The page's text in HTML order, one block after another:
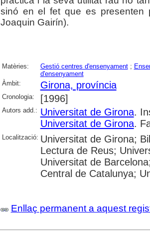
sinó en el fet que es presenten
Joaquin Gairín).
Matèries: Gestió centres d'ensenyament;
d'ensenyament
Àmbit:
Girona, província
Cronologia: [1996]
Autors add.: Universitat de Girona.
Universitat de Girona.
Localització: Universitat de Girona;
Lectura de Reus;
Universitat de
Central de Catalunya;
Enllaç permanent a aquest